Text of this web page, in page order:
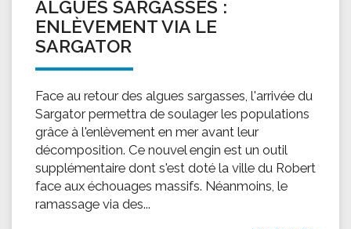
ALGUES SARGASSES :
ENLÈVEMENT VIA LE
SARGATOR
Face au retour des algues sargasses, l'arrivée du
Sargator permettra de soulager les populations
grâce à l'enlèvement en mer avant leur
décomposition. Ce nouvel engin est un outil
supplémentaire dont s'est doté la ville du Robert
face aux échouages massifs. Néanmoins, le
ramassage via des...